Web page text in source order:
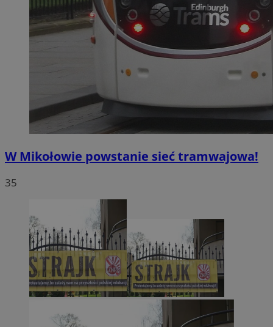
W Mikołowie powstanie sieć tramwajowa!
35